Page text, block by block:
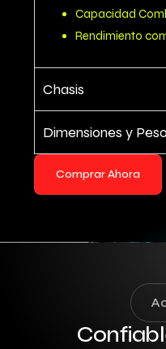
Capacidad
Rendimiento
Chasis
Dimensiones y
Comprar Ahora